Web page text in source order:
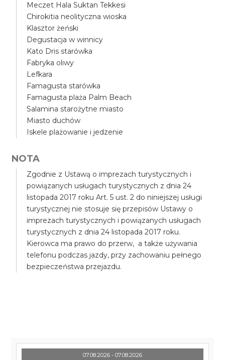
Meczet Hala Suktan Tekkesi
Chirokitia neolityczna wioska
Klasztor żeński
Degustacja w winnicy
Kato Dris starówka
Fabryka oliwy
Lefkara
Famagusta starówka
Famagusta plaża Palm Beach
Salamina starożytne miasto
Miasto duchów
Iskele plażowanie i jedzenie
NOTA
Zgodnie z Ustawą o imprezach turystycznych i
powiązanych usługach turystycznych z dnia 24
listopada 2017 roku Art. 5 ust. 2 do niniejszej usługi
turystycznej nie stosuje się przepisów Ustawy o
imprezach turystycznych i powiązanych usługach
turystycznych z dnia 24 listopada 2017 roku.
Kierowca ma prawo do przerw, a także używania
telefonu podczas jazdy, przy zachowaniu pełnego
bezpieczeństwa przejazdu.
07.08.2026 - 07.08.2026